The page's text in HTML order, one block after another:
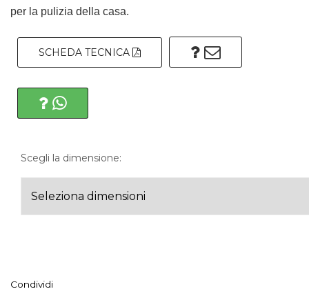
per la pulizia della casa.
SCHEDA TECNICA
Scegli la dimensione:
Condividi